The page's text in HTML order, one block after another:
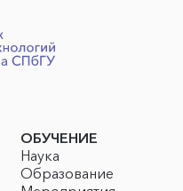
ОБУЧЕНИЕ
Наука
Образование